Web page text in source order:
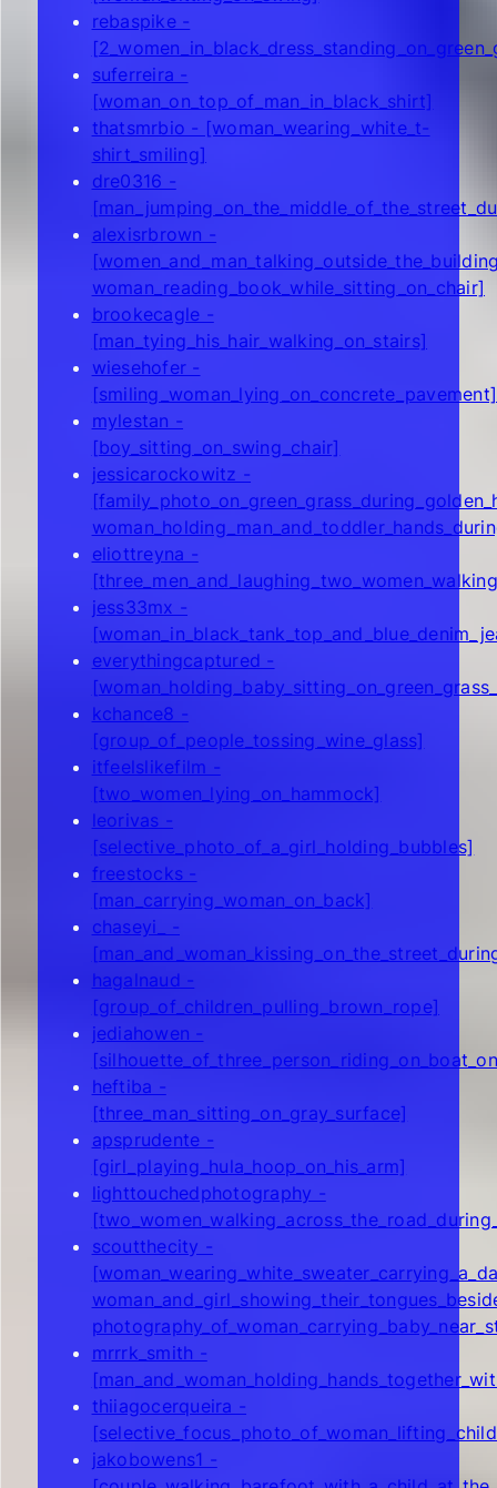
rebaspike -
suferreira -
[woman_on_top_of_man_in_black_shirt]
thatsmrbio - [woman_wearing_white_t-
shirt_smiling]
dre0316 -
alexisrbrown -
woman_reading_book_while_sitting_on_chair]
brookecagle -
[man_tying_his_hair_walking_on_stairs]
wiesehofer -
[smiling_woman_lying_on_concrete_pavement]
mylestan -
[boy_sitting_on_swing_chair]
jessicarockowitz -
eliottreyna -
jess33mx -
everythingcaptured -
kchance8 -
[group_of_people_tossing_wine_glass]
itfeelslikefilm -
[two_women_lying_on_hammock]
leorivas -
[selective_photo_of_a_girl_holding_bubbles]
freestocks -
[man_carrying_woman_on_back]
chaseyi_ -
hagalnaud -
[group_of_children_pulling_brown_rope]
jediahowen -
heftiba -
[three_man_sitting_on_gray_surface]
apsprudente -
[girl_playing_hula_hoop_on_his_arm]
lighttouchedphotography -
scoutthecity -
mrrrk_smith -
thiiagocerqueira -
jakobowens1 -